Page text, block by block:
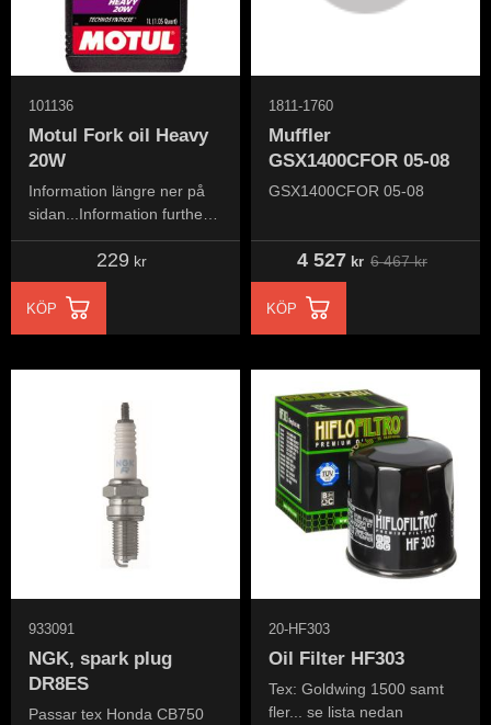
Motul Fork oil Heavy
20W
Information längre ner på
sidan...Information further
down the page...
101136
229 kr
KÖP
Muffler
GSX1400CFOR 05-08
GSX1400CFOR 05-08
1811-1760
4 527 kr 6 467kr
KÖP
NGK, spark plug
DR8ES
Passar tex Honda CB750
933091
Oil Filter HF303
Tex: Goldwing 1500 samt
fler... se lista nedan
20-HF303